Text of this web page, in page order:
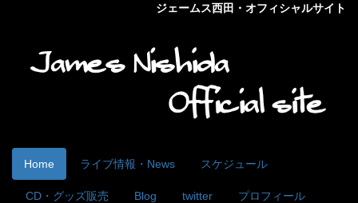
ジェームス西田・オフィシャルサイト
Home ライブ情報・News スケジュール
CD・グッズ販売 Blog twitter プロフィール